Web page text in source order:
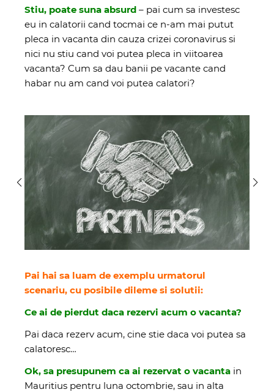
Stiu, poate suna absurd – pai cum sa investesc
eu in calatorii cand tocmai ce n-am mai putut
pleca in vacanta din cauza crizei coronavirus si
nici nu stiu cand voi putea pleca in viitoarea
vacanta? Cum sa dau banii pe vacante cand
habar nu am cand voi putea calatori?
Pai hai sa luam de exemplu urmatorul
scenariu, cu posibile dileme si solutii:
Ce ai de pierdut daca rezervi acum o vacanta?
Pai daca rezerv acum, cine stie daca voi putea sa
calatoresc…
Ok, sa presupunem ca ai rezervat o vacanta in
Mauritius pentru luna octombrie, sau in alta